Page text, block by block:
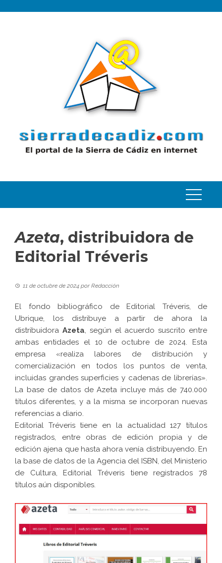
Azeta, distribuidora de
Editorial Tréveris
11 de octubre de 2024 porRedacción
El fondo bibliográfico de Editorial Tréveris, de
Ubrique, los distribuye a partir de ahora la
distribuidora Azeta, según el acuerdo suscrito entre
ambas entidades el 10 de octubre de 2024. Esta
empresa «realiza labores de distribución y
comercialización en todos los puntos de venta,
incluidas grandes superficies y cadenas de librerías».
La base de datos de Azeta incluye más de 740.000
títulos diferentes, y a la misma se incorporan nuevas
referencias a diario.
Editorial Tréveris tiene en la actualidad 127 títulos
registrados, entre obras de edición propia y de
edición ajena que hasta ahora venía distribuyendo. En
la base de datos de la Agencia del ISBN, del Ministerio
de Cultura, Editorial Tréveris tiene registrados 78
títulos aún disponibles.